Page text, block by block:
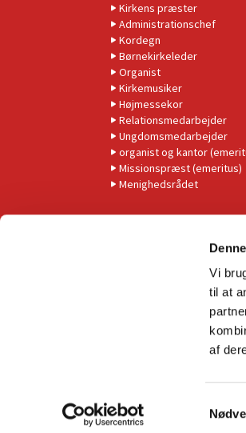
Vi
til at
af
a
Kirkens præster
Administrationschef
Kordegn
Børnekirkeleder
Organist
Kirkemusiker
Højmessekor
Relationsmedarbejder
Ungdomsmedarbejder
organist og kantor
Missionspræst (emeritus)
Menighedsrådet